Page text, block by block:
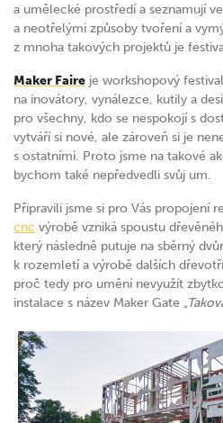
a umělecké prostředí a seznamují
a neotřelými způsoby tvoření a
z mnoha takových projektů je
Maker Faire je workshopový
na inovátory, vynálezce, kutily a
pro všechny, kdo se nespokojí s
vytváří si nové, ale zároveň si je
s ostatními. Proto jsme na takové
bychom také nepředvedli svůj um.
Připravili jsme si pro Vás propojení
cnc výrobě vzniká spoustu
který následně putuje na sběrný
k rozemletí a výrobě dalších
proč tedy pro umění nevyužít
instalace s název Maker Gate